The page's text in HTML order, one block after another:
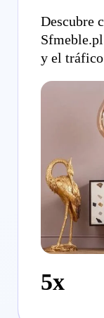
Descubre
y el
5x